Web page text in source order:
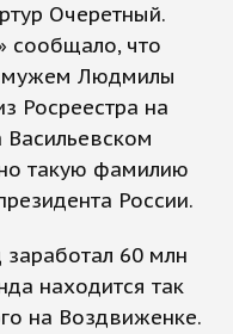
Очеретный.
сообщало, что
мужем Людмилы
Росреестра на
Васильевском
такую фамилию
России.
60 млн
находится так
на Воздвиженке.